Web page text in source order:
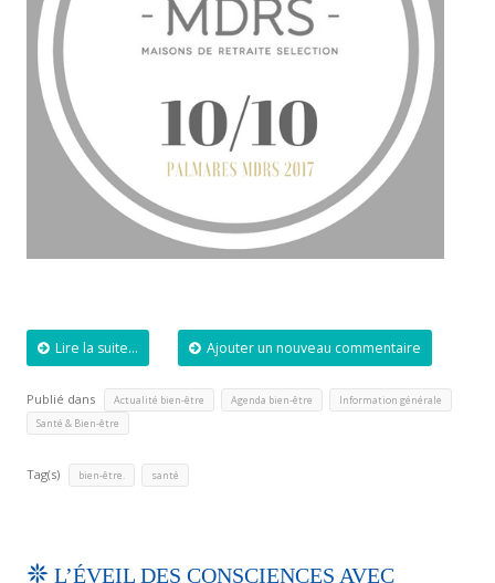
Lire la suite... Ajouter un nouveau commentaire
Publié dans Actualité bien-être Agenda bien-être Information générale
Santé & Bien-être
Tag(s) bien-être. santé
L’ÉVEIL DES CONSCIENCES AVEC